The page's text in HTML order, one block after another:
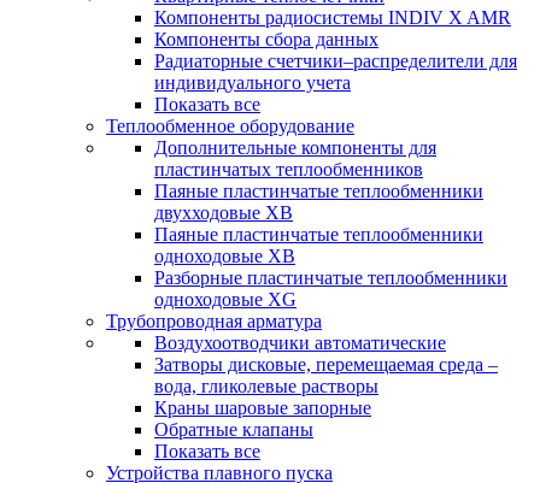
Компоненты радиосистемы INDIV X AMR
Компоненты сбора данных
Радиаторные счетчики–распределители для
индивидуального учета
Показать все
Теплообменное оборудование
Дополнительные компоненты для
пластинчатых теплообменников
Паяные пластинчатые теплообменники
двухходовые XB
Паяные пластинчатые теплообменники
одноходовые ХВ
Разборные пластинчатые теплообменники
одноходовые ХG
Трубопроводная арматура
Воздухоотводчики автоматические
Затворы дисковые, перемещаемая среда –
вода, гликолевые растворы
Краны шаровые запорные
Обратные клапаны
Показать все
Устройства плавного пуска